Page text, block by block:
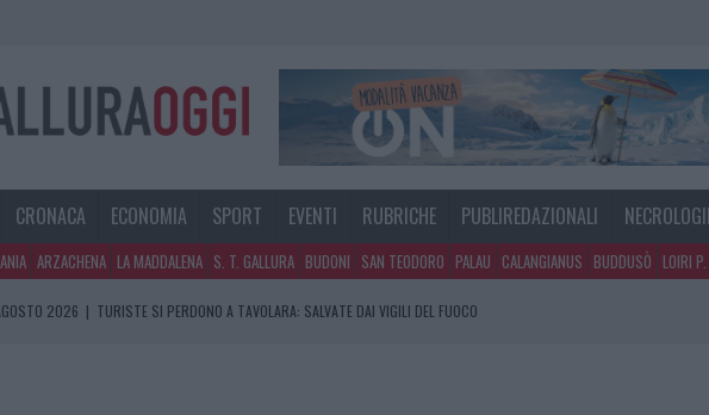
CRONACA ECONOMIA SPORT EVENTI RUBRICHE PUBLIREDAZIONALI
ARZACHENA LA MADDALENA S. T. GALLURA BUDONI SAN TEODORO PALAU CALANGIANUS BUDDUSÒ LOIRI
2026 | TURISTE SI PERDONO A TAVOLARA: SALVATE DAI VIGILI DEL FUOCO